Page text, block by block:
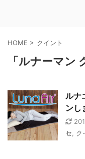
HOME > クイント
「ルナーマン
ルナ
ンし
セ
ク